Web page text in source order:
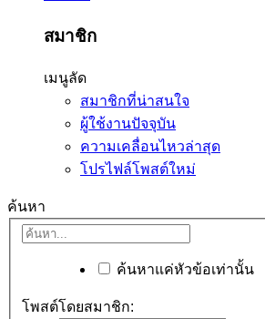
สมาชิก
เมนูลัด
สมาชิกที่น่าสนใจ
ผู้ใช้งานปัจจุบัน
ความเคลื่อนไหวล่าสุด
โปรไฟล์โพสต์ใหม่
ค้นหา
ค้นหาแค่หัวข้อเท่านั้น
โพสต์โดยสมาชิก: